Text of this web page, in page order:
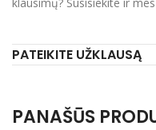
PATEIKITE UŽKLAUSĄ
PANAŠŪS